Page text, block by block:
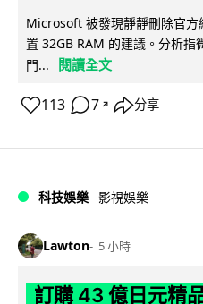
Microsoft 被發現靜靜刪除官方
置 32GB RAM 的建議。分析指
門...
閱讀全文
113 7 ↗ 分享
科技娛樂 影視娛樂
Lawton 5 小時
訂購 43 億日元精